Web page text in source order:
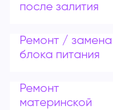
после залития
Ремонт / замена
блока питания
Ремонт
материнской